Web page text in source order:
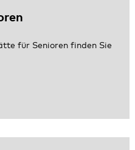
für Senioren finden Sie